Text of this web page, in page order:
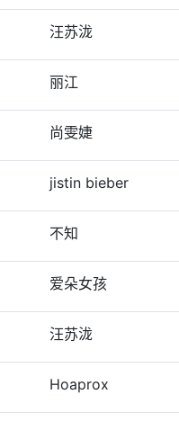
汪苏泷
丽江
尚雯婕
jistin bieber
不知
爱朵女孩
汪苏泷
Hoaprox